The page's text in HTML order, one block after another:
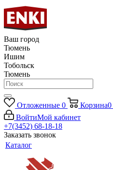
Ваш город
Тюмень
Ишим
Тобольск
Тюмень
Отложенные 0 Корзина0
ВойтиМой кабинет
+7(3452) 68-18-18
Заказать звонок
Каталог